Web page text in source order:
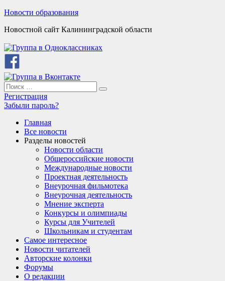
Skip
content
Новости образования
Новостной сайт Калининградской области
Search
for:
Search
Регистрация
Забыли пароль?
Главная
Все новости
Разделы новостей
Новости области
Общероссийские новости
Международные новости
Проектная деятельность
Внеурочная фильмотека
Внеурочная деятельность
Мнение эксперта
Конкурсы и олимпиады
Курсы для Учителей
Школьникам и студентам
Самое интересное
Новости читателей
Авторские колонки
Форумы
О редакции